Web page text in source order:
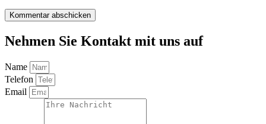
Nehmen Sie Kontakt mit uns auf
Name
Telefon
Email